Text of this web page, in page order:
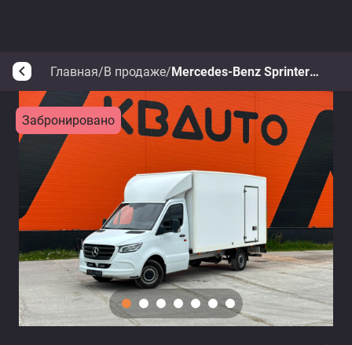
arrow_back_ios Главная/В продаже/ Mercedes-Benz Sprinter 317 CDI
Забронировано